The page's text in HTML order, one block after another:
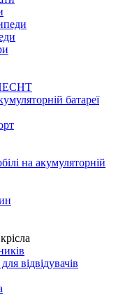
батареї
на акумуляторній
відвідувачів